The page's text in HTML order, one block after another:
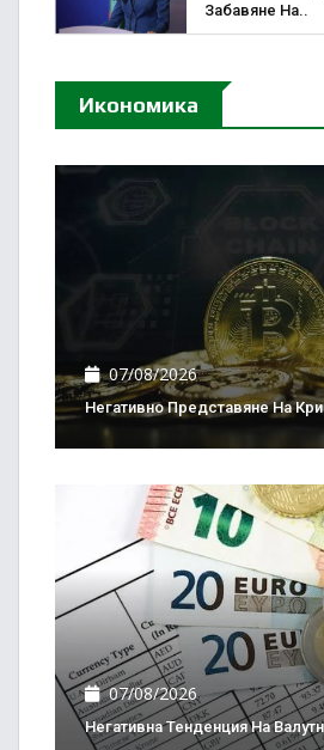
Забавяне На..
Икономика
07/08/2026
Негативно Представяне На
07/08/2026
Негативна Тенденция На